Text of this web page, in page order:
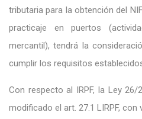
tributaria para la obtención del
practicaje en puertos
mercantil), tendrá la
cumplir los requisitos
Con respecto al IRPF, la Ley 26/
modificado el art. 27.1 LIRPF,